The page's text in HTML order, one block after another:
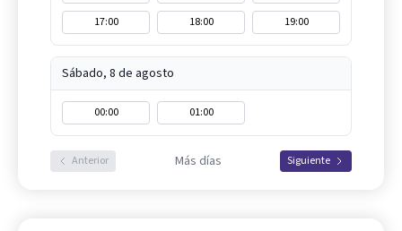
17:00
18:00 19:00
Sábado, 8 de agosto
00:00 01:00
Anterior Más días Siguiente